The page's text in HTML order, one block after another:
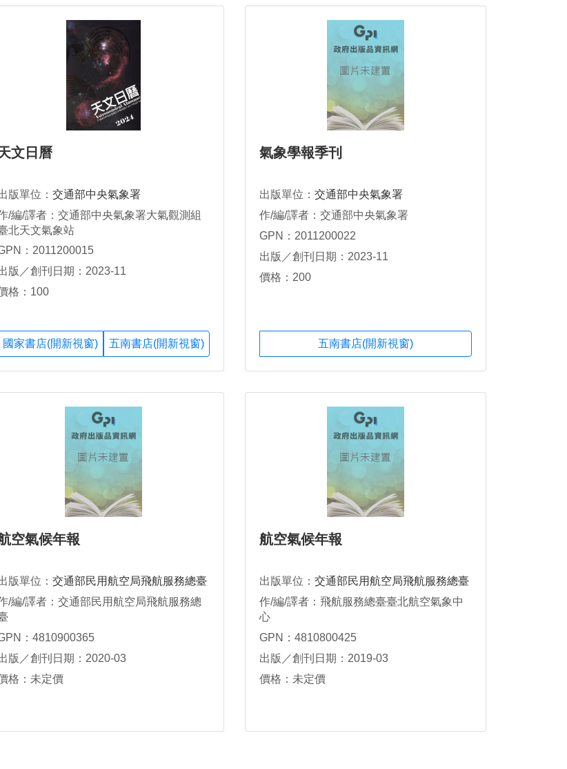
文日曆
版單位： 交通部中央氣象署
/編/譯者：交通部中央氣象署大氣觀測組
北天文氣象站
：2011200015
版／創刊日期：2023-11
格：100
國家書店(開新視窗) 五南書店(開新視窗)
氣象學報季刊
出版單位： 交通部中央氣象署
作/編/譯者：交通部中央氣象署
GPN：2011200022
出版／創刊日期：2023-11
價格：200
五南書店(開新視窗)
空氣候年報
版單位： 交通部民用航空局飛航服務總臺
/編/譯者：交通部民用航空局飛航服務總
：4810900365
版／創刊日期：2020-03
格：未定價
航空氣候年報
出版單位： 交通部民用航空局飛航服務總臺
作/編/譯者：飛航服務總臺臺北航空氣象中
心
GPN：4810800425
出版／創刊日期：2019-03
價格：未定價